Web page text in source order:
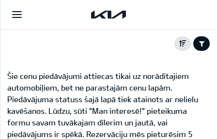
Šie cenu piedāvājumi attiecas tikai uz norādītajiem
automobiļiem, bet ne parastajām cenu lapām.
Piedāvājuma statuss šajā lapā tiek atainots ar nelielu
kavēšanos. Lūdzu, sūti "Man interesē!" pieteikuma
formu savam tuvākajam dīlerim un jautā, vai
piedāvājums ir spēkā. Rezervāciju mēs pieturēsim 5